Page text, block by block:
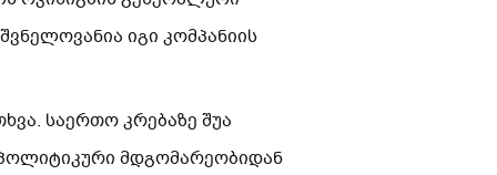
იგი კომპანიის
საერთო კრებაზე შუა
მდგომარეობიდან